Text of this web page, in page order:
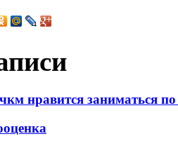
нравится заниматься